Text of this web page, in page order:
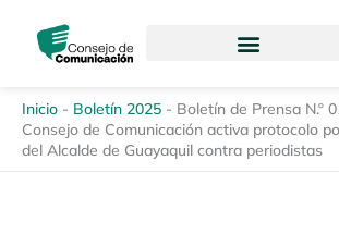
contenido
Inicio - Boletín 2025 - Boletín de Prensa N.º
Consejo de Comunicación activa protocolo
del Alcalde de Guayaquil contra periodistas